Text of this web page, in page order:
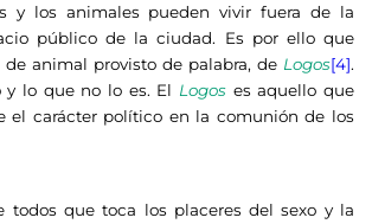
y los animales pueden vivir fuera de la
público de la ciudad. Es por ello que
de animal provisto de palabra, de Logos[4].
lo que no lo es. El Logos es aquello que
el carácter político en la comunión de los
que toca los placeres del sexo y la